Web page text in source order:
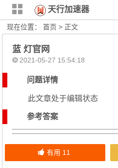
天行加速器
现在位置：首页 > 正文
蓝 灯官网
2021-05-27 15:54:18
问题详情
此文章处于编辑状态
参考答案
有用 11